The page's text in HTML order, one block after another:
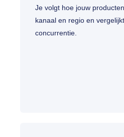
Je volgt hoe jouw
kanaal en regio en
concurrentie.